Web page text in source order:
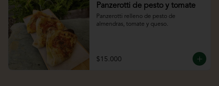
Panzerotti de pesto y tomate
Panzerotti relleno de pesto de
almendras, tomate y queso.
$15.000